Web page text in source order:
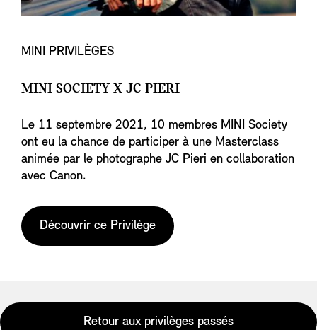
MINI PRIVILÈGES
MINI SOCIETY X JC PIERI
Le 11 septembre 2021, 10 membres MINI Society
ont eu la chance de participer à une Masterclass
animée par le photographe JC Pieri en collaboration
avec Canon.
Découvrir ce Privilège
Retour aux privilèges passés